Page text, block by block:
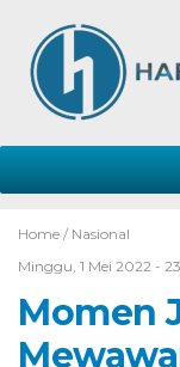
Home / Nasional
Minggu, 1 Mei 2022 -
Momen